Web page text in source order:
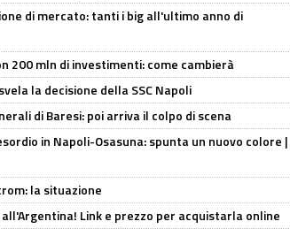
di mercato: tanti i big all'ultimo anno di
200 mln di investimenti: come cambierà
la decisione della SSC Napoli
di Baresi: poi arriva il colpo di scena
in Napoli-Osasuna: spunta un nuovo colore |
la situazione
Link e prezzo per acquistarla online